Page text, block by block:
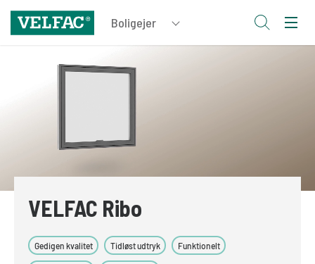
VELFAC Ribo
Gedigen kvalitet Tidløst udtryk Funktionelt